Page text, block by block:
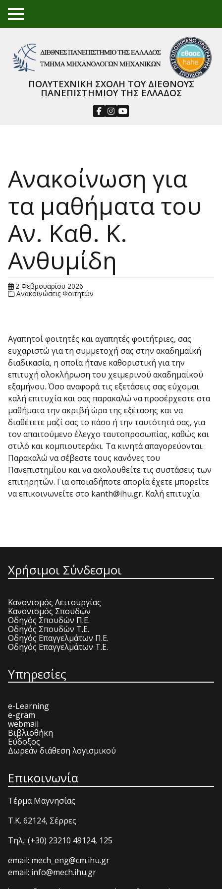
TO
GGL
NU
ΠΟΛΥΤΕΧΝΙΚΗ ΣΧΟΛΗ ΤΟΥ ΔΙΕΘΝΟΥΣ
ΠΑΝΕΠΙΣΤΗΜΙΟΥ ΤΗΣ ΕΛΛΑΔΟΣ
Ανακοίνωση για
τα μαθήματα του
Αν. Καθ. Κ.
Ανθυμίδη
2 Φεβρουαρίου 2026
Ανακοινώσεις Φοιτητών
Αγαπητοί φοιτητές και αγαπητές φοιτήτριες, σας
ευχαριστώ για τη συμμετοχή σας στην ακαδημαϊκή
διαδικασία, η οποία ήτανε καθοριστική για την
επιτυχή ολοκλήρωση του χειμερινού ακαδημαϊκού
εξαμήνου. Όσο αναφορά τις εξετάσεις σας εύχομαι
καλή επιτυχία και σας παρακαλώ να προσέρχεστε στα
μαθήματα την ακριβή ώρα της εξέτασης και να
διαθέτετε μαζί σας το πάσο ή την ταυτότητά σας, για
τον απαιτούμενο έλεγχο ταυτοπροσωπίας, καθώς και
στιλό και κομπιουτεράκι. Τα κινητά απαγορεύονται.
Παρακαλώ να σέβεστε τους κανόνες του
Πανεπιστημίου και να ακολουθείτε τις συστάσεις των
επιτηρητών. Για οποιαδήποτε απορία έχετε μπορείτε
να επικοινωνείτε στο kanth@ihu.gr. Καλή επιτυχία.
Χρήσιμοι Σύνδεσμοι
Κανονισμός Λειτουργίας
Κανονισμός Σπουδών
Οδηγός Σπουδών Π.Ε.
Οδηγός Σπουδών Τ.Ε.
Οδηγός Επαγγελμάτων Π.Ε.
Οδηγός Επαγγελμάτων Τ.Ε.
Υπηρεσίες
e-Learning
e-gram
webmail
Βιβλιοθήκη
Εύδοξος
Δωρεάν διάθεση λογισμικού
Επικοινωνία
Τέρμα Μαγνησίας
T.K. 62124, Σέρρες
Τηλ.: (+30) 23210 49124, 125
email: mech_eng@cm.ihu.gr
email: info@mech.ihu.gr